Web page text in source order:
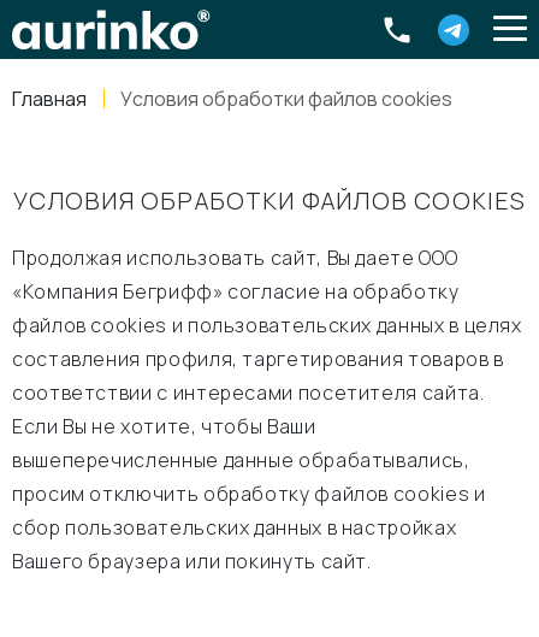
Главная Условия обработки файлов cookies
УСЛОВИЯ ОБРАБОТКИ ФАЙЛОВ COOKIES
Продолжая использовать сайт, Вы даете ООО
«Компания Бегрифф» согласие на обработку
файлов cookies и пользовательских данных в целях
составления профиля, таргетирования товаров в
соответствии с интересами посетителя сайта.
Если Вы не хотите, чтобы Ваши
вышеперечисленные данные обрабатывались,
просим отключить обработку файлов cookies и
сбор пользовательских данных в настройках
Вашего браузера или покинуть сайт.
Россия, Свердловская область Екатеринбург,
8-800-770-79-40